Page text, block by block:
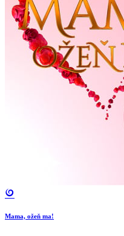
Mama, ožeň ma!